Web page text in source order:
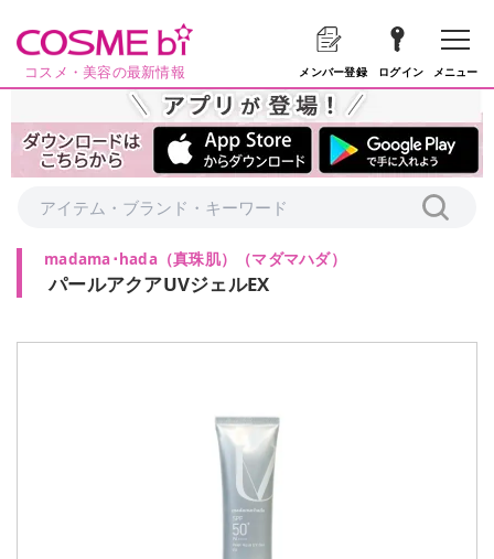
コスメ・美容の最新情報 メンバー登録 ログイン メニュー
madama･hada（真珠肌） （マダマハダ）
パールアクアUVジェルEX